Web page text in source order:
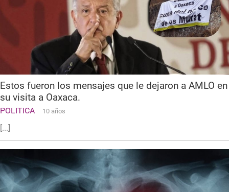
Estos fueron los mensajes que le dejaron a AMLO en
su visita a Oaxaca.
POLITICA 10 años
[...]